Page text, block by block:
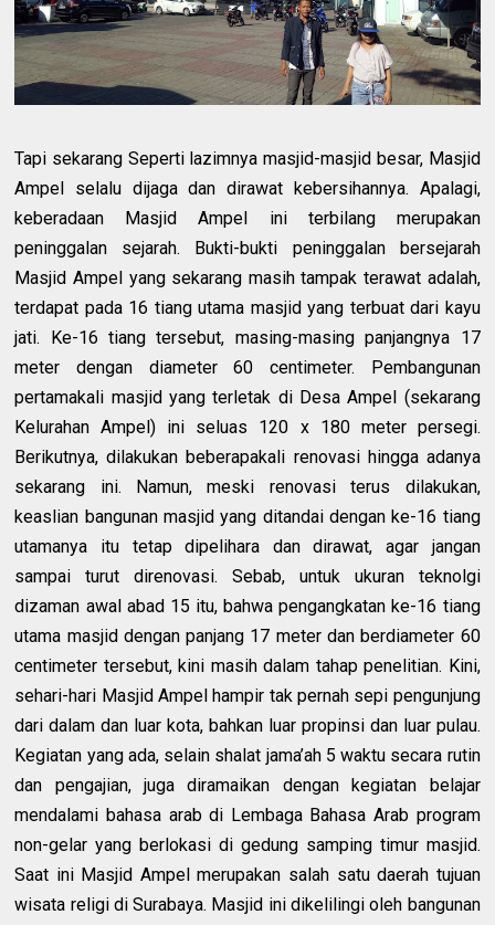
Tapi sekarang Seperti lazimnya masjid-masjid besar, Masjid
Ampel selalu dijaga dan dirawat kebersihannya. Apalagi,
keberadaan Masjid Ampel ini terbilang merupakan
peninggalan sejarah. Bukti-bukti peninggalan bersejarah
Masjid Ampel yang sekarang masih tampak terawat adalah,
terdapat pada 16 tiang utama masjid yang terbuat dari kayu
jati. Ke-16 tiang tersebut, masing-masing panjangnya 17
meter dengan diameter 60 centimeter. Pembangunan
pertamakali masjid yang terletak di Desa Ampel (sekarang
Kelurahan Ampel) ini seluas 120 x 180 meter persegi.
Berikutnya, dilakukan beberapakali renovasi hingga adanya
sekarang ini. Namun, meski renovasi terus dilakukan,
keaslian bangunan masjid yang ditandai dengan ke-16 tiang
utamanya itu tetap dipelihara dan dirawat, agar jangan
sampai turut direnovasi. Sebab, untuk ukuran teknolgi
dizaman awal abad 15 itu, bahwa pengangkatan ke-16 tiang
utama masjid dengan panjang 17 meter dan berdiameter 60
centimeter tersebut, kini masih dalam tahap penelitian. Kini,
sehari-hari Masjid Ampel hampir tak pernah sepi pengunjung
dari dalam dan luar kota, bahkan luar propinsi dan luar pulau.
Kegiatan yang ada, selain shalat jama’ah 5 waktu secara rutin
dan pengajian, juga diramaikan dengan kegiatan belajar
mendalami bahasa arab di Lembaga Bahasa Arab program
non-gelar yang berlokasi di gedung samping timur masjid.
Saat ini Masjid Ampel merupakan salah satu daerah tujuan
wisata religi di Surabaya. Masjid ini dikelilingi oleh bangunan